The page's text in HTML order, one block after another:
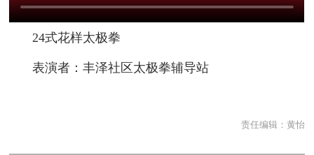
24式花样太极拳
表演者：丰泽社区太极拳辅导站
责任编辑： 黄怡